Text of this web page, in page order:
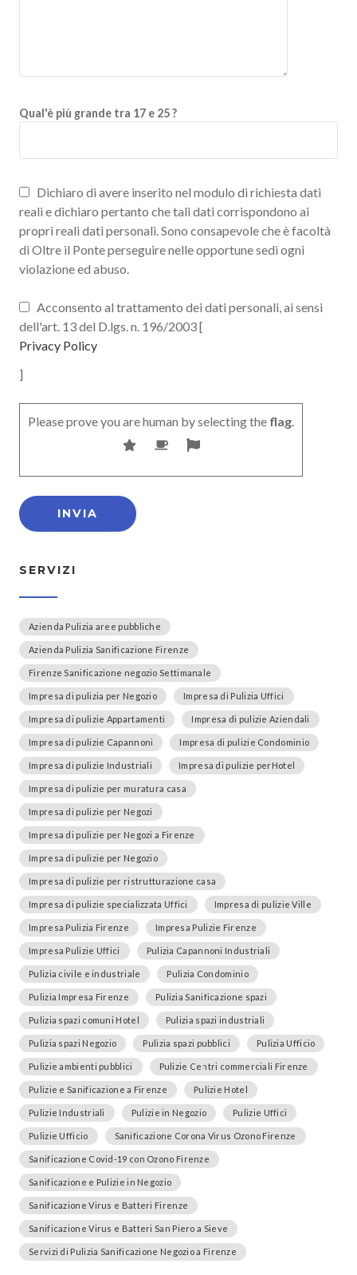
Qual'è più grande tra 17 e 25 ?
Dichiaro di avere inserito nel modulo di richiesta dati
reali e dichiaro pertanto che tali dati corrispondono ai
propri reali dati personali. Sono consapevole che è facoltà
di Oltre il Ponte perseguire nelle opportune sedi ogni
violazione ed abuso.
Acconsento al trattamento dei dati personali, ai sensi
dell'art. 13 del D.lgs. n. 196/2003 [
Privacy Policy
]
Please prove you are human by selecting the flag.
SERVIZI
Azienda Pulizia aree pubbliche
Azienda Pulizia Sanificazione Firenze
Firenze Sanificazione negozio Settimanale
Impresa di pulizia per Negozio Impresa di Pulizia Uffici
Impresa di pulizie Appartamenti Impresa di pulizie Aziendali
Impresa di pulizie Capannoni Impresa di pulizie Condominio
Impresa di pulizie Industriali Impresa di pulizie perHotel
Impresa di pulizie per muratura casa
Impresa di pulizie per Negozi
Impresa di pulizie per Negozi a Firenze
Impresa di pulizie per Negozio
Impresa di pulizie per ristrutturazione casa
Impresa di pulizie specializzata Uffici Impresa di pulizie Ville
Impresa Pulizia Firenze Impresa Pulizie Firenze
Impresa Pulizie Uffici Pulizia Capannoni Industriali
Pulizia civile e industriale Pulizia Condominio
Pulizia Impresa Firenze Pulizia Sanificazione spazi
Pulizia spazi comuni Hotel Pulizia spazi industriali
Pulizia spazi Negozio Pulizia spazi pubblici Pulizia Ufficio
Pulizie ambienti pubblici Pulizie Centri commerciali Firenze
Pulizie e Sanificazione a Firenze Pulizie Hotel
Pulizie Industriali Pulizie in Negozio Pulizie Uffici
Pulizie Ufficio Sanificazione Corona Virus Ozono Firenze
Sanificazione Covid-19 con Ozono Firenze
Sanificazione e Pulizie in Negozio
Sanificazione Virus e Batteri Firenze
Sanificazione Virus e Batteri San Piero a Sieve
Servizi di Pulizia Sanificazione Negozio a Firenze